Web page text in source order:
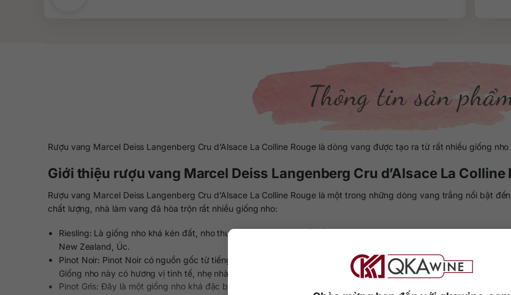
Thông tin sản
Rượu vang Marcel Deiss Langenberg Cru d’Alsace La Colline Rouge là dòng vang được tạo ra từ rất nhiều giống
Giới thiệu rượu vang Marcel Deiss Langenberg Cru d’Alsace La Colline
Rượu vang Marcel Deiss Langenberg Cru d’Alsace La Colline Rouge là một trong những dòng vang trắng nổi bật
chất lượng, nhà làm vang đã hòa trộn rất nhiều giống nho:
Riesling: Là giống nho khá kén đất, nho thường chỉ thích hợp để trồng ở những khu vực có khí hậu mát mẽ. Khi
New Zealand, Úc.
Pinot Noir: Pinot Noir có nguồn gốc từ tiếng Pháp có nghĩa là cây thông và màu đen. Điều này để chỉ cho hình
Giống nho này có hương vị tinh tế, nhẹ nhàng, dễ uống cho người mới bắt đầu thưởng vang.
Pinot Gris: Đây là một giống nho khá đặc biệt, bởi màu sắc của nho sẽ được thay đổi theo mùa. Sắc màu liên